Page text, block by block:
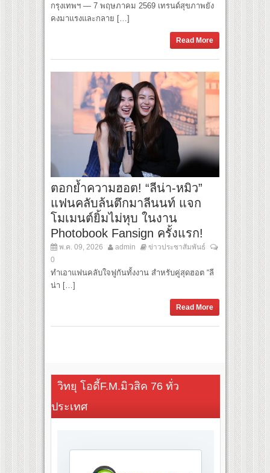
กรุงเทพฯ — 7 พฤษภาคม 2569 เทรนด์สุขภาพยัง
คงมาแรงและกลาย […]
Read More
ตอกย้ำความฮอต! “ลีน่า-หมิว”
แฟนคลับล้นตึกมาลีนนท์ แจก
โมเมนต์ยิ้มไม่หุบ ในงาน
Photobook Fansign ครั้งแรก!
พ.ค. 09, 2026 admin
ข่าวประชาสัมพันธ์
0
ทำเอาแฟนคลับใจฟูกันทั้งงาน สำหรับคู่สุดฮอต “ลี
น่า […]
Read More
วิทยุ โอดี้F.M.มิวสิค 76 ทั่ว
ประเทศ